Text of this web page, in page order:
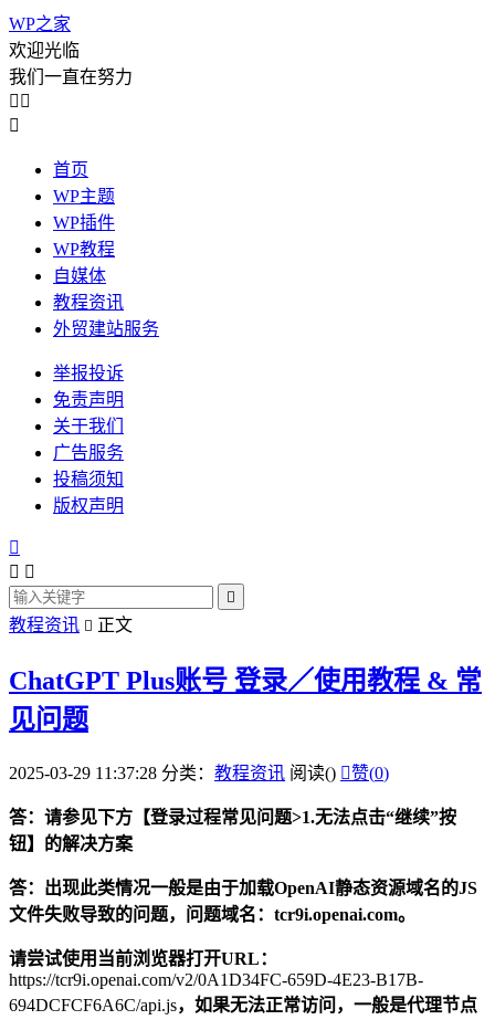
WP之家
欢迎光临
我们一直在努力
 

首页
WP主题
WP插件
WP教程
自媒体
教程资讯
外贸建站服务
举报投诉
免责声明
关于我们
广告服务
投稿须知
版权声明

 

教程资讯  正文
ChatGPT Plus账号 登录／使用教程 & 常
见问题
2025-03-29 11:37:28 分类： 教程资讯 阅读() 赞(0)
答：请参见下方【登录过程常见问题>1.无法点击“继续”按
钮】的解决方案
答：出现此类情况一般是由于加载OpenAI静态资源域名的JS
文件失败导致的问题，问题域名：tcr9i.openai.com。
请尝试使用当前浏览器打开URL：
https://tcr9i.openai.com/v2/0A1D34FC-659D-4E23-B17B-
694DCFCF6A6C/api.js，如果无法正常访问，一般是代理节点